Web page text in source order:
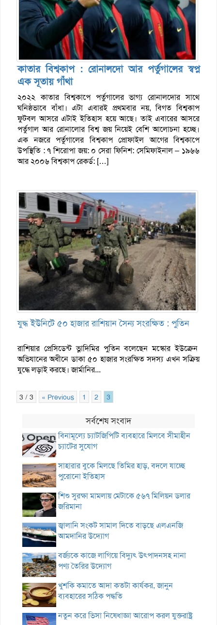
কাতার বিশ্বকাপ : রোনালদো আর পর্তুগালের স্বপ্ন
এক সূতায় গাঁথা
২০২২ কাতার বিশ্বকাপে পর্তুগালের ভাগ্য রোনালদোর সাথে
ঘনিষ্ঠভাবে বাঁধা। এটা এবারই প্রথমবার নয়, বিগত বিশ্বকাপ
ফুটবল আসরে এটাই ইতিহাস হয়ে আছে। তাই এবারের আসরে
পর্তুগাল আর রোনালোর বিশ্ব জয় নিয়েই বেশি আলোচনা হচ্ছে।
এক নজরে পর্তুগালের বিশ্বকাপ প্রোফাইল আগের বিশ্বকাপে
উপস্থিতি : ৭ শিরোপা জয়: ০ সেরা ফিনিশ: সেমিফাইনাল – ১৯৬৬
আর ২০০৬ বিশ্বকাপ রেকর্ড: […]
যুদ্ধ ইউনিটে ৫০ হাজার রাশিয়ান সৈন্য সংরক্ষিত : পুতিন
রাশিয়ার প্রেসিডেন্ট ভ্লাদিমির পুতিন বলেছেন মস্কোর ইউক্রেন
অভিযানের অধীনে ডাকা ৫০ হাজার সংরক্ষিত সদস্য এখন সক্রিয়
যুদ্ধে লড়াই করছে। জার্মানির...
3 / 3 « Previous 1 2 3
সর্বশেষ সংবাদ
বিনামূল্যে চ্যাটজিপিটি ব্যবহারে মিলবে সীমাহীন
চ্যাটের সুযোগ
সাহারার বুকে মিলছে তিমির হাড়, বদলে যাচ্ছে
পুরোনো ইতিহাস
শিশু সুরক্ষা মামলায় মেটাকে ৫৬৭ মিলিয়ন ডলার
জরিমানা
জ্বালানি সংকট সামাল দিতে বাড়ছে এলএনজি
আমদানির উদ্যোগ
বর্জ্যকে কাজে লাগিয়ে বিদ্যুৎ উৎপাদনসহ নানা
পণ্য তৈরির উদ্যোগ
খুশকি কমাতে আদা কতটা কার্যকর, জানুন
ব্যবহারের সঠিক পদ্ধতি
নতুন করে ভিসা নিষেধাজ্ঞা আরোপ করল যুক্তরাষ্ট্র